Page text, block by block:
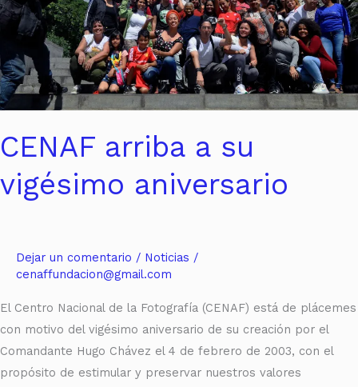
CENAF arriba a su
vigésimo aniversario
Dejar un comentario / Noticias /
cenaffundacion@gmail.com
El Centro Nacional de la Fotografía (CENAF) está de plácemes
con motivo del vigésimo aniversario de su creación por el
Comandante Hugo Chávez el 4 de febrero de 2003, con el
propósito de estimular y preservar nuestros valores